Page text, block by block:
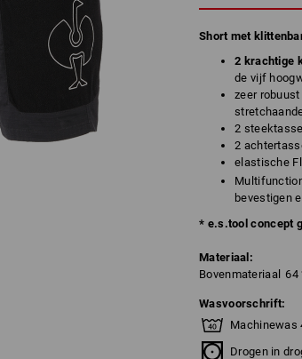
Short met
2 krachtige
de vijf
zeer
2
2
elastische
bevestigen
* e.s.tool concept
Materiaal:
Bovenmateriaal 64
Wasvoorschrift:
Machinewas
Drogen in